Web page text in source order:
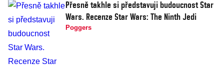
Přesně takhle si představuji budoucnost Star
Wars. Recenze Star Wars: The Ninth Jedi
Poggers